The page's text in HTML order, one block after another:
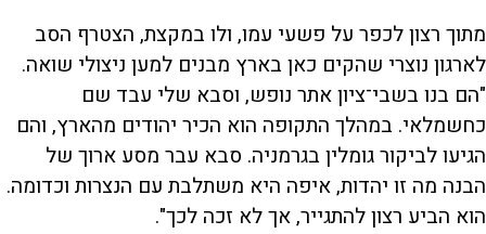
מתוך רצון לכפר על פשעי עמו, ולו במקצת, הצטרף הסב
לארגון נוצרי שהקים כאן בארץ מבנים למען ניצולי שואה.
"הם בנו בשבי־ציון אתר נופש, וסבא שלי עבד שם
כחשמלאי. במהלך התקופה הוא הכיר יהודים מהארץ, והם
הגיעו לביקור גומלין בגרמניה. סבא עבר מסע ארוך של
הבנה מה זו יהדות, איפה היא משתלבת עם הנצרות וכדומה.
הוא הביע רצון להתגייר, אך לא זכה לכך".